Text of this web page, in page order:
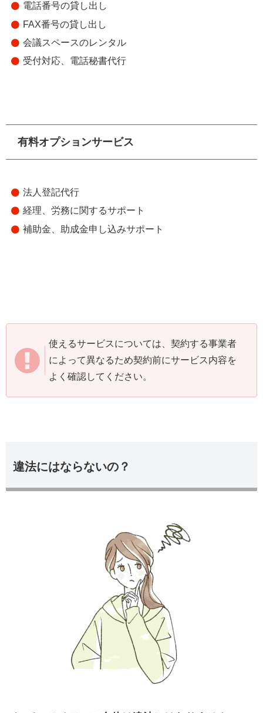
電話番号の貸し出し
FAX番号の貸し出し
会議スペースのレンタル
受付対応、電話秘書代行
有料オプションサービス
法人登記代行
経理、労務に関するサポート
補助金、助成金申し込みサポート
使えるサービスについては、契約する事業者
によって異なるため契約前にサービス内容を
よく確認してください。
違法にはならないの？